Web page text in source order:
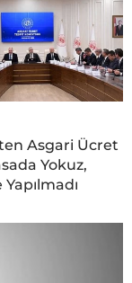
Asgari Ücret
Yokuz,